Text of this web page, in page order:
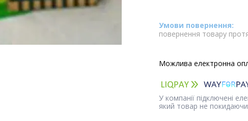
повернення товару
У компанії підключені
який товар не